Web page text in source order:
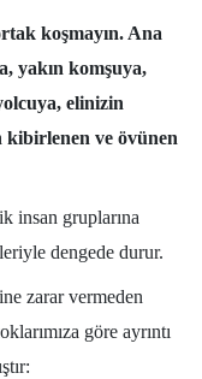
koşmayın. Ana
yakın komşuya,
elinizin
kibirlenen ve övünen
insan gruplarına
dengede durur.
zarar vermeden
göre ayrıntı